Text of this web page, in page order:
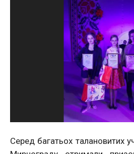
Серед багатьох талановитих